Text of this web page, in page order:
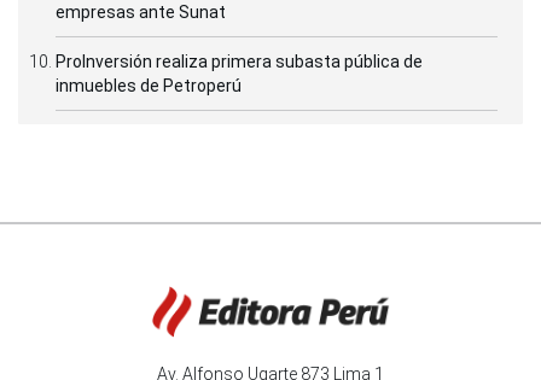
empresas ante Sunat
ProInversión realiza primera subasta pública de
inmuebles de Petroperú
Av. Alfonso Ugarte 873 Lima 1